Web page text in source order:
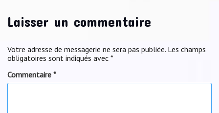
Laisser un commentaire
Votre adresse de messagerie ne sera pas publiée. Les champs
obligatoires sont indiqués avec *
Commentaire *